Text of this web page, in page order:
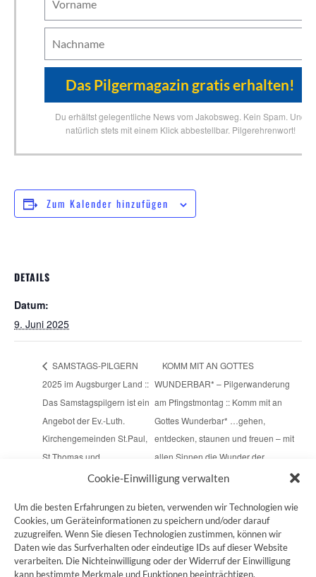
Cookie-Einwilligung verwalten
Um die besten Erfahrungen zu bieten, verwenden wir Technologien wie
Cookies, um Geräteinformationen zu speichern und/oder darauf
zuzugreifen. Wenn Sie diesen Technologien zustimmen, können wir
Daten wie das Surfverhalten oder eindeutige IDs auf dieser Website
verarbeiten. Die Nichteinwilligung oder der Widerruf der Einwilligung
kann bestimmte Merkmale und Funktionen beeinträchtigen.
Du erhältst gelegentliche News vom Jakobsweg. Kein Spam. Und
natürlich stets mit einem Klick abbestellbar. Pilgerehrenwort!
Zum Kalender hinzufügen
DETAILS
Datum:
9. Juni 2025
SAMSTAGS-PILGERN
2025 im Augsburger Land ::
Das Samstagspilgern ist ein
Angebot der Ev.-Luth.
Kirchengemeinden St.Paul,
St.Thomas und
Friedenskirche
KOMM MIT AN GOTTES
WUNDERBAR* – Pilgerwanderung
am Pfingstmontag :: Komm mit an
Gottes Wunderbar* …gehen,
entdecken, staunen und freuen – mit
allen Sinnen die Wunder der
Schöpfung genießen…
ZUM JAKOBSWEG SHOP